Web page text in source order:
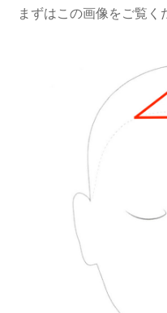
まずはこの画像をご覧く